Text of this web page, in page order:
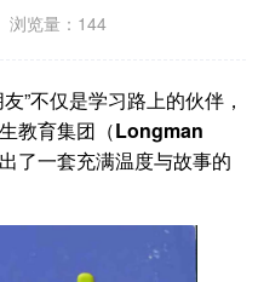
浏览量：144
”不仅是学习路上的伙伴，
教育集团（Longman
了一套充满温度与故事的